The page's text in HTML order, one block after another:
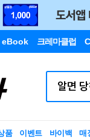
eBook 크레마클럽
품 이벤트 바이백 매